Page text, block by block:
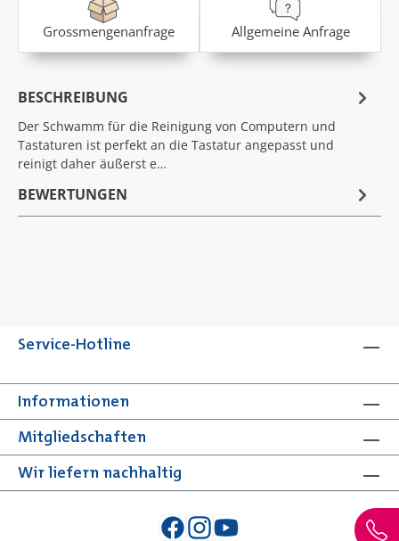
Grossmengenanfrage Allgemeine Anfrage
BESCHREIBUNG
Der Schwamm für die Reinigung von Computern und
Tastaturen ist perfekt an die Tastatur angepasst und
reinigt daher äußerst e…
BEWERTUNGEN
Service-Hotline
Mitgliedschaften
Informationen
Wir liefern nachhaltig